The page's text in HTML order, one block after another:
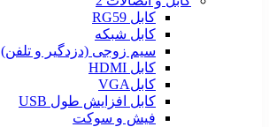
کابل RG59
کابل شبکه
سیم زوجی (دزدگیر و تلفن)
کابل HDMI
کابلVGA
کابل افزایش طول USB
فیش و سوکت